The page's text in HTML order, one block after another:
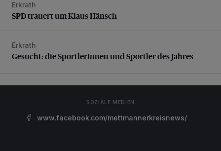
SPD trauert um Klaus Hänsch
Erkrath
SPD trauert um Klaus Hänsch
Gesucht: die Sportlerinnen und Sportler des Jahres
Erkrath
Gesucht: die Sportlerinnen und Sportler des Jahres
SOZIALE MEDIEN
www.facebook.com/mettmannerkreisnews/